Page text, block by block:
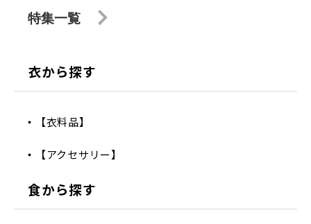
特集一覧
衣から探す
【衣料品】
【アクセサリー】
食から探す